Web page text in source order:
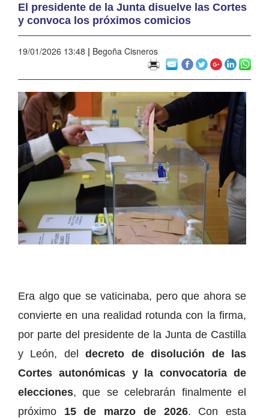
El presidente de la Junta disuelve las Cortes
y convoca los próximos comicios
19/01/2026 13:48 | Begoña Cisneros
Era algo que se vaticinaba, pero que ahora se
convierte en una realidad rotunda con la firma,
por parte del presidente de la Junta de Castilla
y León, deldecreto de disolución de las
Cortes autonómicas y la convocatoria de
elecciones, que se celebrarán finalmente el
próximo 15 de marzo de 2026. Con esta